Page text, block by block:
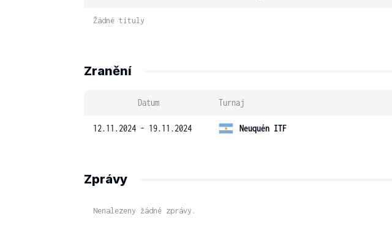
Žádné tituly
Zranění
Datum Turnaj
12.11.2024 - 19.11.2024 Neuquén ITF
Zprávy
Nenalezeny žádné zprávy.